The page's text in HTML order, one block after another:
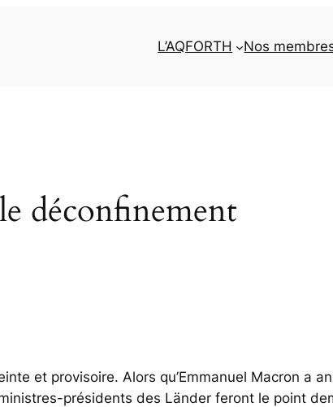
L’AQFORTH Nos
déconfinement
et provisoire. Alors qu’Emmanuel Macron a
présidents des Länder feront le point